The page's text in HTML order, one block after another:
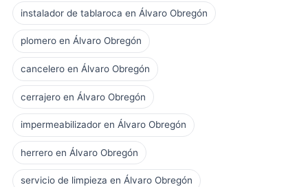
instalador de tablaroca en Álvaro Obregón
plomero en Álvaro Obregón
cancelero en Álvaro Obregón
cerrajero en Álvaro Obregón
impermeabilizador en Álvaro Obregón
herrero en Álvaro Obregón
servicio de limpieza en Álvaro Obregón